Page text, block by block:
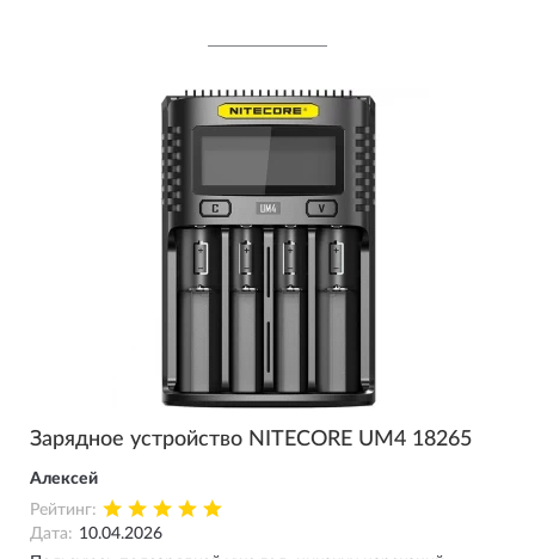
Зарядное устройство NITECORE UM4 18265
Алексей
Рейтинг:
Дата: 10.04.2026